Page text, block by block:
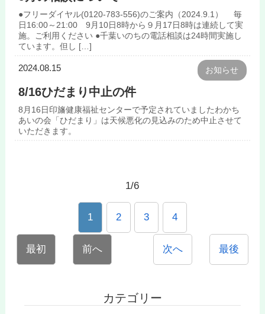
●フリーダイヤル(0120-783-556)のご案内（2024.9.1） 毎
日16:00～21:00 9月10日8時から９月17日8時は連続して実
施。ご利用ください ●千葉いのちの電話相談は24時間実施し
ています。但し […]
2024.08.15 お知らせ
8/16ひだまり中止の件
8月16日印旛健康福祉センターで予定されていましたわかち
あいの会「ひだまり」は天候悪化の見込みのため中止させて
いただきます。
1/6
最初 前へ
1 2 3 4
次へ 最後
カテゴリー